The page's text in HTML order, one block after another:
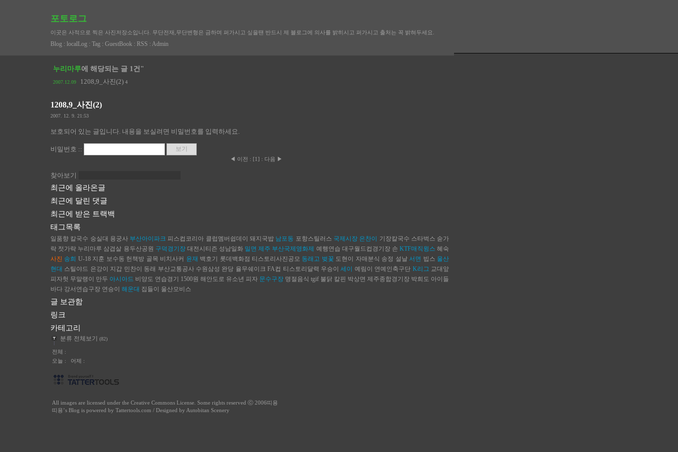
포토로그
이곳은 사적으로 찍은 사진저장소입니다. 무단전재,무단변형은 금하며 퍼가시고 싶을땐 반드시 제 블로그에 의사를 밝히시고 퍼가시고 출처는 꼭 밝혀두세요.
Blog : localLog : Tag : GuestBook : RSS : Admin
누리마루에 해당되는 글 1건"
2007.12.09 1208,9_사진(2) 4
1208,9_사진(2)
2007. 12. 9. 21:53
보호되어 있는 글입니다. 내용을 보실려면 비밀번호를 입력하세요.
비밀번호 ::
◀ 이전 : [1] : 다음 ▶
찾아보기
최근에 올라온글
최근에 달린 댓글
최근에 받은 트랙백
태그목록
일품향 칼국수 숭실대 용궁사 부산아이파크 피스컵코리아 클럽멤버쉽데이 돼지국밥 남포동 포항스틸러스 국제시장 은찬이 기장칼국수 스타벅스 숟가
락 젓가락 누리마루 삼겹살 용두산공원 구덕경기장 대전시티즌 성남일화 밀면 제주 부산국제영화제 예행연습 대구월드컵경기장 손 KTF매직윙스 혜숙
사진 송희 U-18 지훈 보수동 헌책방 골목 비치사커 윤재 백호기 롯데백화점 티스토리사진공모 동래고 벚꽃 도현이 자매분식 송정 설날 서면 빕스 울산
현대 스틸야드 은강이 지갑 민찬이 동래 부산교통공사 수원삼성 완당 율무쉐이크 FA컵 티스토리달력 우승이 세이 예림이 연예인축구단 K리그 교대앞
피자헛 무말랭이 만두 아시아드 비양도 연습경기 1500원 해안도로 유소년 피자 문수구장 명절음식 tgif 불닭 칼핀 박상면 제주종합경기장 박희도 아이들
바다 강서연습구장 연승이 해운대 집들이 울산모비스
글 보관함
링크
카테고리
분류 전체보기 (82)
전체 :
오늘 : 어제 :
All images are licensed under the Creative Commons License . Some rights reserved ⓒ 2006띠용
띠용’s Blog is powered by Tattertools.com / Designed by Autobitan Scenery